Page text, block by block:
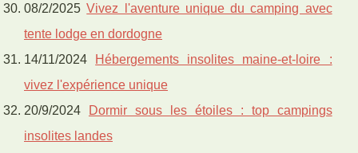
08/2/2025Vivez l'aventure unique du camping avec
tente lodge en dordogne
14/11/2024
Hébergements insolites maine-et-loire :
vivez l'expérience unique
20/9/2024
Dormir sous les étoiles : top campings
insolites landes